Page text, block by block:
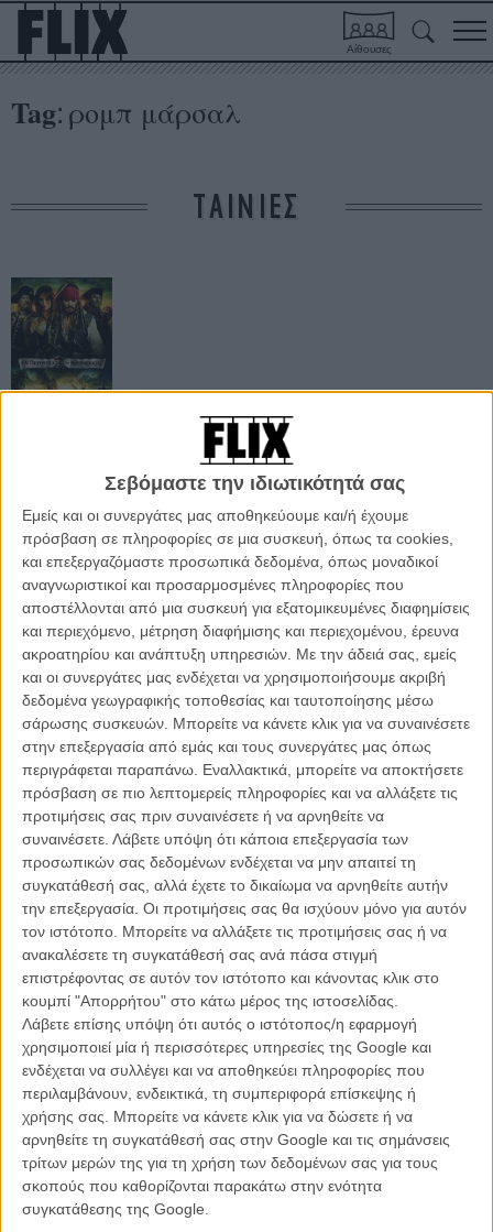
Σεβόμαστε την ιδιωτικότητά σας
Εμείς και οι συνεργάτες μας αποθηκεύουμε και/ή έχουμε
πρόσβαση σε πληροφορίες σε μια συσκευή, όπως τα cookies,
και επεξεργαζόμαστε προσωπικά δεδομένα, όπως μοναδικοί
αναγνωριστικοί και προσαρμοσμένες πληροφορίες που
αποστέλλονται από μια συσκευή για εξατομικευμένες διαφημίσεις
και περιεχόμενο, μέτρηση διαφήμισης και περιεχομένου, έρευνα
ακροατηρίου και ανάπτυξη υπηρεσιών. Με την άδειά σας, εμείς
και οι συνεργάτες μας ενδέχεται να χρησιμοποιήσουμε ακριβή
δεδομένα γεωγραφικής τοποθεσίας και ταυτοποίησης μέσω
σάρωσης συσκευών. Μπορείτε να κάνετε κλικ για να συναινέσετε
στην επεξεργασία από εμάς και τους συνεργάτες μας όπως
περιγράφεται παραπάνω. Εναλλακτικά, μπορείτε να αποκτήσετε
πρόσβαση σε πιο λεπτομερείς πληροφορίες και να αλλάξετε τις
προτιμήσεις σας πριν συναινέσετε ή να αρνηθείτε να
συναινέσετε. Λάβετε υπόψη ότι κάποια επεξεργασία των
προσωπικών σας δεδομένων ενδέχεται να μην απαιτεί τη
συγκατάθεσή σας, αλλά έχετε το δικαίωμα να αρνηθείτε αυτήν
την επεξεργασία. Οι προτιμήσεις σας θα ισχύουν μόνο για αυτόν
τον ιστότοπο. Μπορείτε να αλλάξετε τις προτιμήσεις σας ή να
ανακαλέσετε τη συγκατάθεσή σας ανά πάσα στιγμή
επιστρέφοντας σε αυτόν τον ιστότοπο και κάνοντας κλικ στο
κουμπί "Απορρήτου" στο κάτω μέρος της ιστοσελίδας.
Λάβετε επίσης υπόψη ότι αυτός ο ιστότοπος/η εφαρμογή
χρησιμοποιεί μία ή περισσότερες υπηρεσίες της Google και
ενδέχεται να συλλέγει και να αποθηκεύει πληροφορίες που
περιλαμβάνουν, ενδεικτικά, τη συμπεριφορά επίσκεψης ή
χρήσης σας. Μπορείτε να κάνετε κλικ για να δώσετε ή να
αρνηθείτε τη συγκατάθεσή σας στην Google και τις σημάνσεις
τρίτων μερών της για τη χρήση των δεδομένων σας για τους
σκοπούς που καθορίζονται παρακάτω στην ενότητα
συγκατάθεσης της Google.
Αίθουσες
Tag: ρομπ μάρσαλ
ΤΑΙΝΙΕΣ
ΑΡΘΡΑ
Πειρατές της Καραϊβικής: Σε τρισδιάστατα νερά
14 ΜΑΙ 2011 Λήδα Γαλανού
Κερδίστε Συλλεκτικά "Πειρατικά" Δώρα!
ΝΕΑ /19 ΜΑΙ 2011/ Flix Team
Pirates of the Caribbean: On Stranger Tides, Trailer
MULTIMEDIA /14 ΜΑΙ 2011/ Flix Team
Ποιος φοβάται τον Τζόνι Ντεπ; Ο… κακός λύκος σε νέες
φωτό του «Into the Woods»
ΝΕΑ /23 ΟΚΤ 2014/ Λήδα Γαλανού
Η Μέρι Πόπινς είναι έτοιμη για ολοκαίνουριες,
μουσικές, περιπέτειες
ΝΕΑ /15 ΣΕΠ 2015/ Λήδα Γαλανού
Αν είμαστε πολύ, πολύ καλά παιδιά, θα δούμε τη νέα
«Μέρι Πόπινς» τα Χριστούγεννα του 2018
01 ΙΟΥΝ 2016 Λήδα Γαλανού
Γίνεται «Μέρι Πόπινς» χωρίς την Τζούλι Αντριους και
τον Ντικ Βαν Ντάικ; Δεν γίνεται
ΝΕΑ /09 ΑΥΓ 2016/ Λήδα Γαλανού